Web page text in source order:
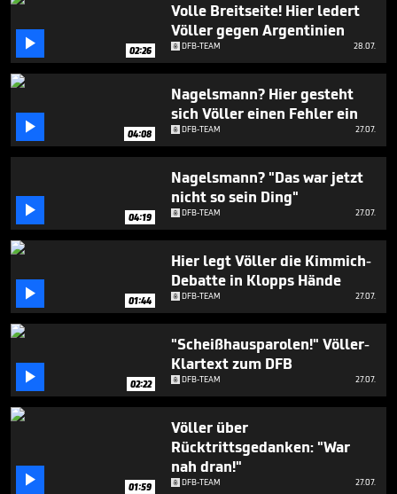
 02:26
Volle Breitseite! Hier ledert
Völler gegen Argentinien
DFB-TEAM 28.07.
 04:08
Nagelsmann? Hier gesteht
sich Völler einen Fehler ein
DFB-TEAM 27.07.
 04:19
Nagelsmann? "Das war jetzt
nicht so sein Ding"
DFB-TEAM 27.07.
 01:44
Hier legt Völler die Kimmich-
Debatte in Klopps Hände
DFB-TEAM 27.07.
 02:22
"Scheißhausparolen!" Völler-
Klartext zum DFB
DFB-TEAM 27.07.
 01:59
Völler über
Rücktrittsgedanken: "War
nah dran!"
DFB-TEAM 27.07.